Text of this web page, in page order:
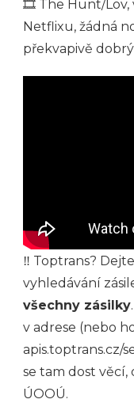
🎞 The Hunt/Lov,
Netflixu, žádná
překvapivě dobrý
‼ Toptrans?
vyhledávání
všechny zásilky
v adrese (nebo
apis.toptrans.cz/
se tam dost věcí,
ÚOOÚ.